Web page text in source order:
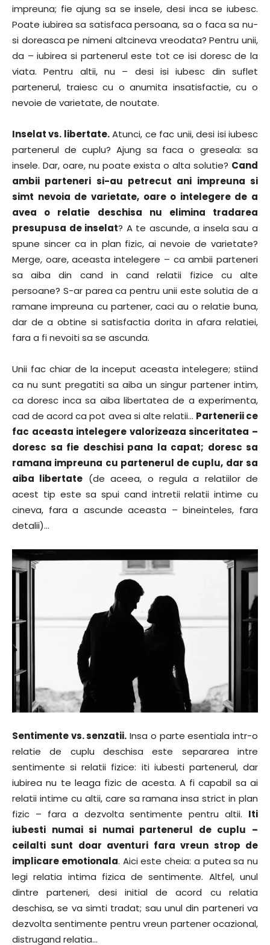
impreuna; fie ajung sa se insele, desi inca se iubesc.
Poate iubirea sa satisfaca persoana, sa o faca sa nu-
si doreasca pe nimeni altcineva vreodata? Pentru unii,
da – iubirea si partenerul este tot ce isi doresc de la
viata. Pentru altii, nu – desi isi iubesc din suflet
partenerul, traiesc cu o anumita insatisfactie, cu o
nevoie de varietate, de noutate.
Inselat vs. libertate.Atunci, ce fac unii, desi isi iubesc
partenerul de cuplu? Ajung sa faca o greseala: sa
insele. Dar, oare, nu poate exista o alta solutie? Cand
ambii parteneri si-au petrecut ani impreuna si
simt nevoia de varietate, oare o intelegere de a
avea o relatie deschisa nu elimina tradarea
presupusa de inselat? A te ascunde, a insela sau a
spune sincer ca in plan fizic, ai nevoie de varietate?
Merge, oare, aceasta intelegere – ca ambii parteneri
sa aiba din cand in cand relatii fizice cu alte
persoane? S-ar parea ca pentru unii este solutia de a
ramane impreuna cu partener, caci au o relatie buna,
dar de a obtine si satisfactia dorita in afara relatiei,
fara a fi nevoiti sa se ascunda.
Unii fac chiar de la inceput aceasta intelegere; stiind
ca nu sunt pregatiti sa aiba un singur partener intim,
ca doresc inca sa aiba libertatea de a experimenta,
cad de acord ca pot avea si alte relatii… Partenerii ce
fac aceasta intelegere valorizeaza sinceritatea –
doresc sa fie deschisi pana la capat; doresc sa
ramana impreuna cu partenerul de cuplu, dar sa
aiba libertate (de aceea, o regula a relatiilor de
acest tip este sa spui cand intretii relatii intime cu
cineva, fara a ascunde aceasta – bineinteles, fara
detalii)…
Sentimente vs. senzatii. Insa o parte esentiala intr-o
relatie de cuplu deschisa este separarea intre
sentimente si relatii fizice: iti iubesti partenerul, dar
iubirea nu te leaga fizic de acesta. A fi capabil sa ai
relatii intime cu altii, care sa ramana insa strict in plan
fizic – fara a dezvolta sentimente pentru altii. Iti
iubesti numai si numai partenerul de cuplu –
ceilalti sunt doar aventuri fara vreun strop de
implicare emotionala. Aici este cheia: a putea sa nu
legi relatia intima fizica de sentimente. Altfel, unul
dintre parteneri, desi initial de acord cu relatia
deschisa, se va simti tradat; sau unul din parteneri va
dezvolta sentimente pentru vreun partener ocazional,
distrugand relatia…